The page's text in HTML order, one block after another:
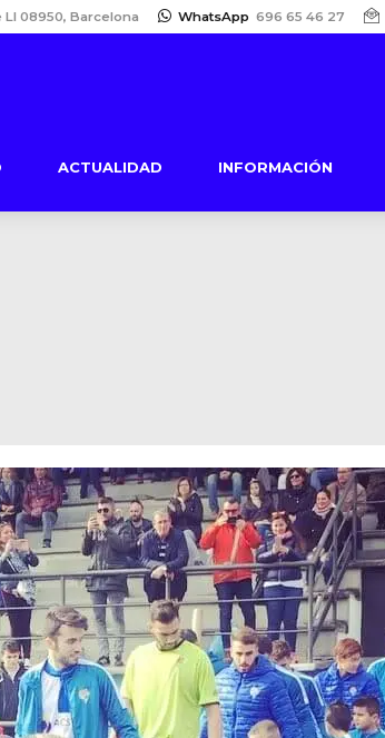
Ll 08950, Barcelona WhatsApp 696 65 46 27
ACTUALIDAD INFORMACIÓN